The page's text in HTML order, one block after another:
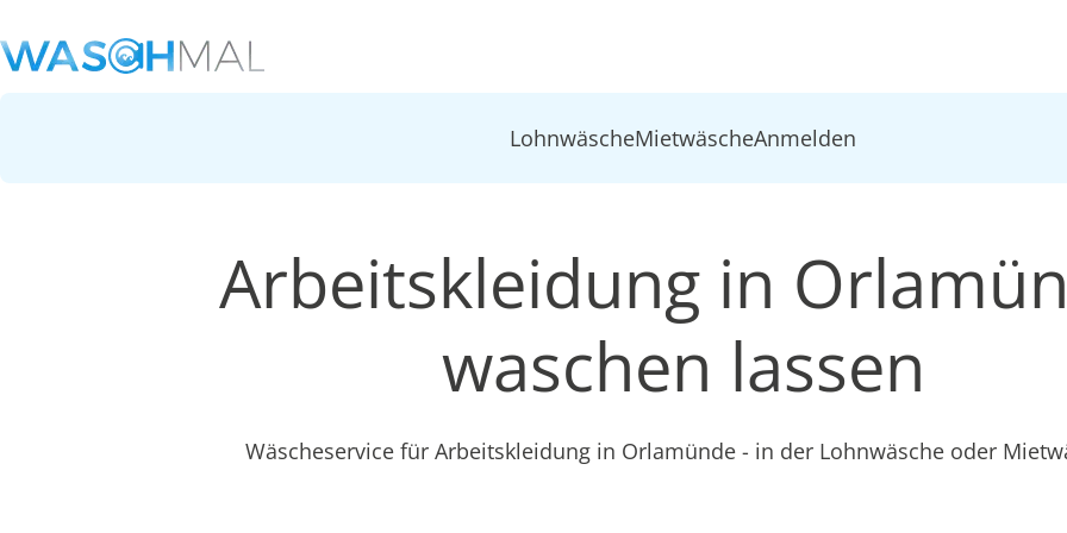
LohnwäscheMietwäscheAnmelden
Arbeitskleidung in
waschen lassen
Wäscheservice für Arbeitskleidung in Orlamünde - in der Lohnwäsche oder